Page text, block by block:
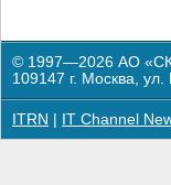
© 1997—2026 АО
109147 г. Москва,
ITRN IT Channel